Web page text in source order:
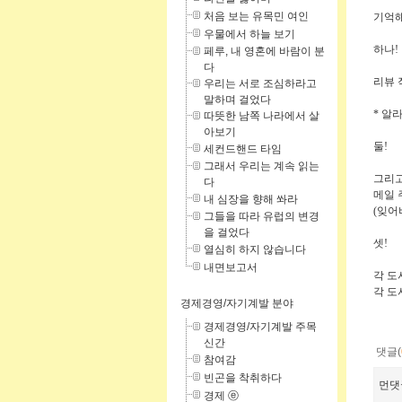
기억
하나!
리뷰
* 알
둘!
그리
메일
(잊어
셋!
각 도
각 도
댓글(
먼
처음 보는 유목민 여인
우물에서 하늘 보기
페루, 내 영혼에 바람이 분
다
우리는 서로 조심하라고
말하며 걸었다
따뜻한 남쪽 나라에서 살
아보기
세컨드핸드 타임
그래서 우리는 계속 읽는
다
내 심장을 향해 쏴라
그들을 따라 유럽의 변경
을 걸었다
열심히 하지 않습니다
내면보고서
경제경영/자기계발 분야
경제경영/자기계발 주목
신간
참여감
빈곤을 착취하다
경제 ⓔ